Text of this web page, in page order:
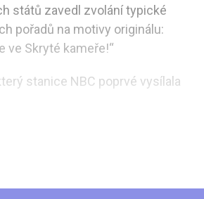
států zavedl zvolání typické
pořadů na motivy originálu:
ve Skryté kameře!“
stanice NBC poprvé vysílala